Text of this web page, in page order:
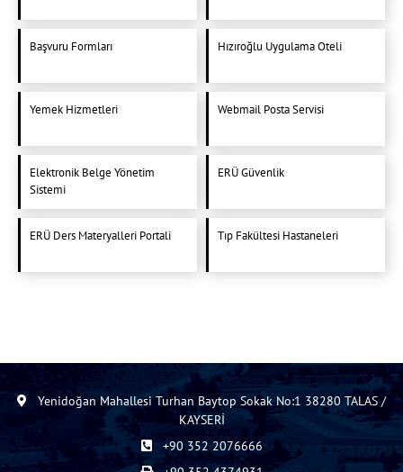
Başvuru Formları Hızıroğlu Uygulama Oteli
Yemek Hizmetleri Webmail Posta Servisi
Elektronik Belge Yönetim
Sistemi
ERÜ Güvenlik
ERÜ Ders Materyalleri Portali Tıp Fakültesi Hastaneleri
Yenidoğan Mahallesi Turhan Baytop Sokak No:1 38280 TALAS /
KAYSERİ
+90 352 2076666